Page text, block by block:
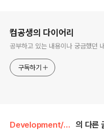
컴공생의 다이어리
공부하고 있는 내용이나 궁금했던
구독하기
Development/Git 의 다른